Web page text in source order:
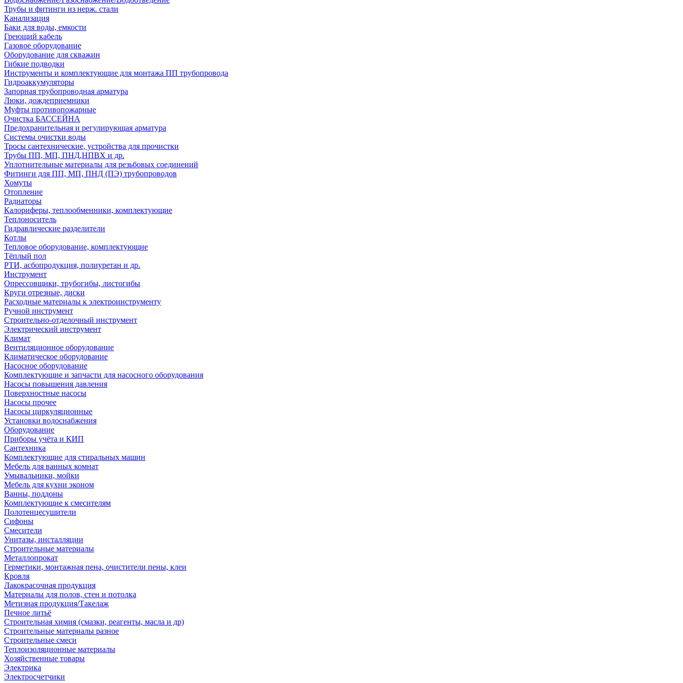
Трубы и фитинги из нерж. стали
Канализация
Баки для воды, емкости
Греющий кабель
Газовое оборудование
Оборудование для скважин
Гибкие подводки
Инструменты и комплектующие для монтажа ПП трубопровода
Гидроаккумуляторы
Запорная трубопроводная арматура
Люки, дождеприемники
Муфты противопожарные
Очистка БАССЕЙНА
Предохранительная и регулирующая арматура
Системы очистки воды
Тросы сантехнические, устройства для прочистки
Трубы ПП, МП, ПНД,НПВХ и др.
Уплотнительные материалы для резьбовых соединений
Фитинги для ПП, МП, ПНД (ПЭ) трубопроводов
Хомуты
Отопление
Радиаторы
Калориферы, теплообменники, комплектующие
Теплоноситель
Гидравлические разделители
Котлы
Тепловое оборудование, комплектующие
Тёплый пол
РТИ, асбопродукция, полиуретан и др.
Инструмент
Опрессовщики, трубогибы, листогибы
Круги отрезные, диски
Расходные материалы к электроинструменту
Ручной инструмент
Строительно-отделочный инструмент
Электрический инструмент
Климат
Вентиляционное оборудование
Климатическое оборудование
Насосное оборудование
Комплектующие и запчасти для насосного оборудования
Насосы повышения давления
Поверхностные насосы
Насосы прочее
Насосы циркуляционные
Установки водоснабжения
Оборудование
Приборы учёта и КИП
Сантехника
Комплектующие для стиральных машин
Мебель для ванных комнат
Умывальники, мойки
Мебель для кухни эконом
Ванны, поддоны
Комплектующие к смесителям
Полотенцесушители
Сифоны
Смесители
Унитазы, инсталляции
Строительные материалы
Металлопрокат
Герметики, монтажная пена, очистители пены, клеи
Кровля
Лакокрасочная продукция
Материалы для полов, стен и потолка
Метизная продукция/Такелаж
Печное литьё
Строительная химия (смазки, реагенты, масла и др)
Строительные материалы разное
Строительные смеси
Теплоизоляционные материалы
Хозяйственные товары
Электрика
Электросчетчики